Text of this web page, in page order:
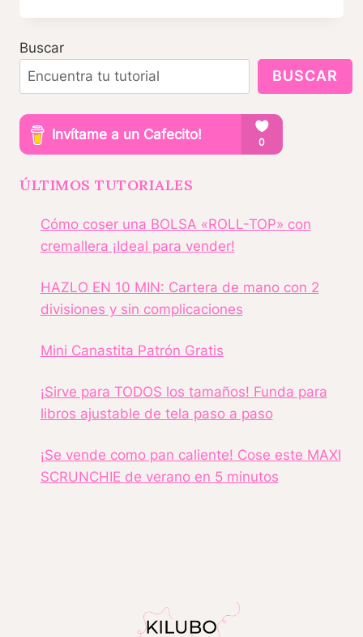
FÁCIL
PERFECTO
VENDER
Buscar
BUSCAR
ÚLTIMOS TUTORIALES
Cómo coser una BOLSA «ROLL-TOP» con
cremallera ¡Ideal para vender!
HAZLO EN 10 MIN: Cartera de mano con 2
divisiones y sin complicaciones
Mini Canastita Patrón Gratis
¡Sirve para TODOS los tamaños! Funda para
libros ajustable de tela paso a paso
¡Se vende como pan caliente! Cose este MAXI
SCRUNCHIE de verano en 5 minutos